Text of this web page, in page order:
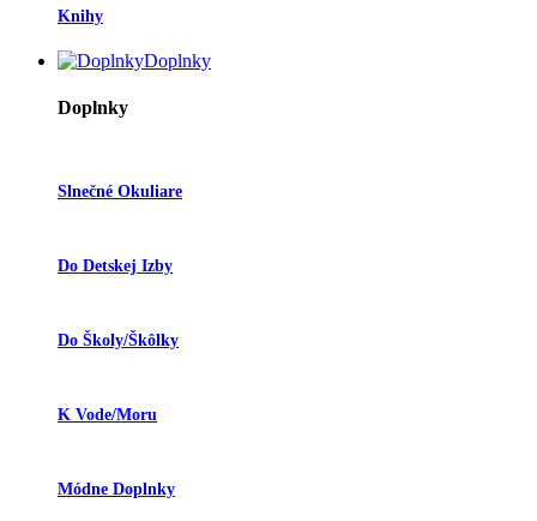
Knihy
Doplnky
Doplnky
Slnečné Okuliare
Do Detskej Izby
Do Školy/škôlky
K Vode/moru
Módne Doplnky